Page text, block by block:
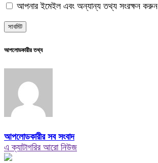
আপনার ইমেইল এবং অন্যান্য তথ্য সংরক্ষন করুন
আপলোডকারীর তথ্য
আপলোডকারীর সব সংবাদ
এ ক্যাটাগরির আরো নিউজ